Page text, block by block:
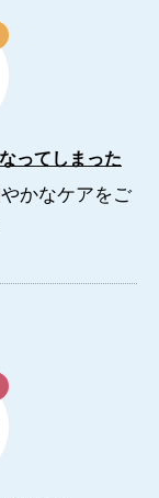
ってしまった
かなケアをご